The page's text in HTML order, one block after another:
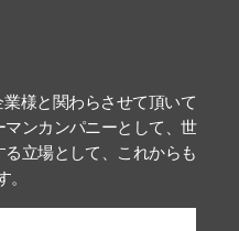
様と関わらさせて頂いて
ンカンパニーとして、世
立場として、これからも